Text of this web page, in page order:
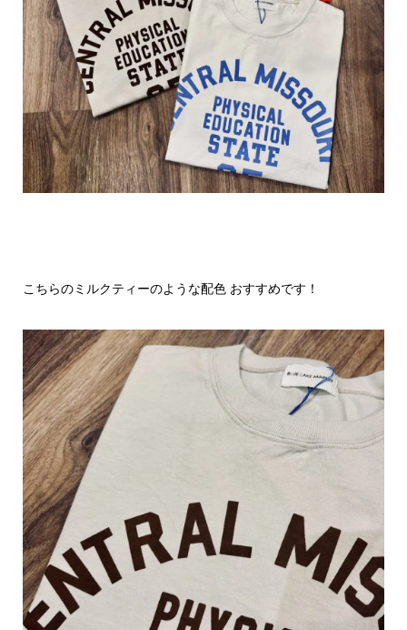
こちらのミルクティーのような配色 おすすめです！